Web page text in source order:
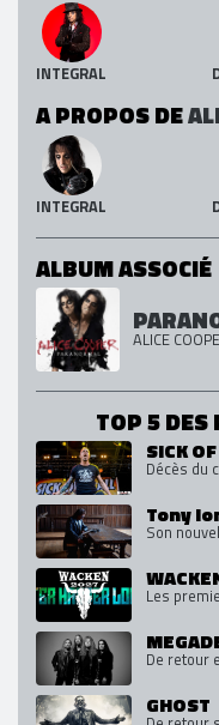
INTEGRAL
A PROPOS DE
INTEGRAL
ALBUM ASSOCIÉ
ALICE
TOP 5 DES
SICK
Décès du
Tony
Son
Les
De retour
GHOST